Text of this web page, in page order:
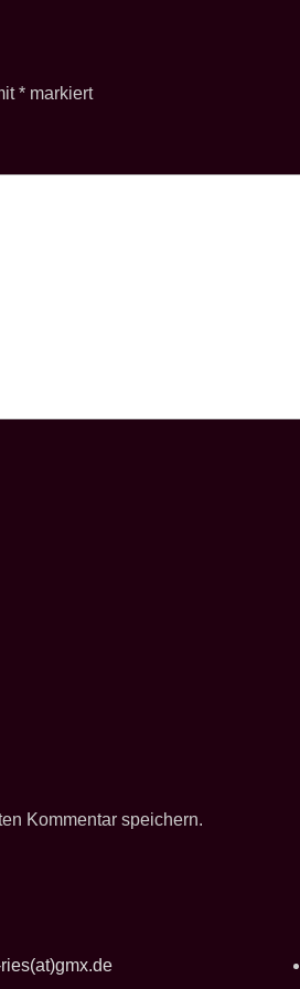
* markiert
Kommentar speichern.
ries(at)gmx.de